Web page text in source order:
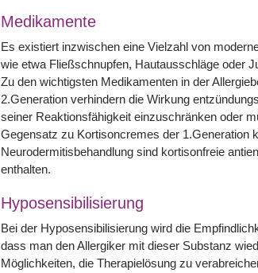
Medikamente
Es existiert inzwischen eine Vielzahl von
wie etwa Fließschnupfen, Hautausschläge oder
Zu den wichtigsten Medikamenten in der
2.Generation verhindern die Wirkung
seiner Reaktionsfähigkeit einzuschränken oder
Gegensatz zu Kortisoncremes der 1.Generation
Neurodermitisbehandlung sind kortisonfreie
enthalten.
Hyposensibilisierung
Bei der Hyposensibilisierung wird die
dass man den Allergiker mit dieser Substanz
Möglichkeiten, die Therapielösung zu